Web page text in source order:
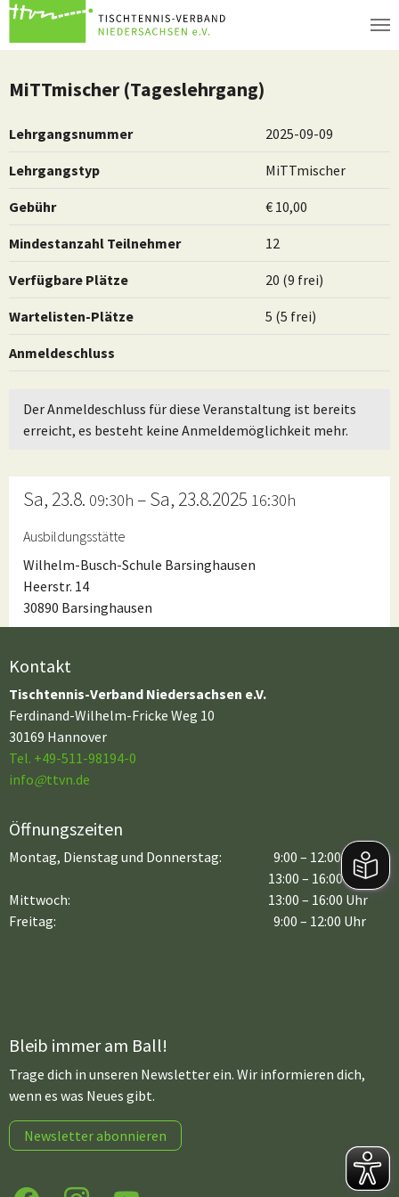
Zum Hauptinhalt springen
MiTTmischer (Tageslehrgang)
Lehrgangsnummer 2025-09-09
Lehrgangstyp MiTTmischer
Gebühr € 10,00
Mindestanzahl Teilnehmer 12
Verfügbare Plätze 20 (9 frei)
Wartelisten-Plätze 5 (5 frei)
Anmeldeschluss
Der Anmeldeschluss für diese Veranstaltung ist bereits
erreicht, es besteht keine Anmeldemöglichkeit mehr.
Sa, 23.8. 09:30h – Sa, 23.8.2025 16:30h
Ausbildungsstätte
Wilhelm-Busch-Schule Barsinghausen
Heerstr. 14
30890 Barsinghausen
Kontakt
Tischtennis-Verband Niedersachsen e.V.
Ferdinand-Wilhelm-Fricke Weg 10
30169 Hannover
Tel. +49-511-98194-0
info@ttvn.de
Öffnungszeiten
Montag, Dienstag und Donnerstag:
9:00 – 12:00 Uhr
13:00 – 16:00 Uhr
Mittwoch:
Freitag:
13:00 – 16:00 Uhr
9:00 – 12:00 Uhr
Bleib immer am Ball!
Trage dich in unseren Newsletter ein. Wir informieren dich,
wenn es was Neues gibt.
Newsletter abonnieren